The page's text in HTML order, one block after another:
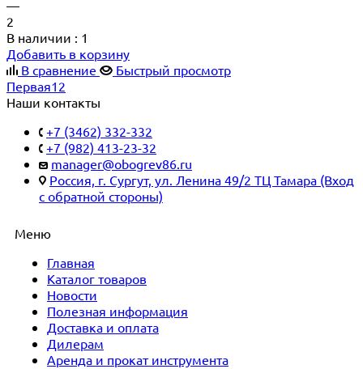
—
2
В наличии : 1
Добавить в корзину
В сравнение
Быстрый просмотр
Первая1 2
Наши контакты
+7 (3462) 332-332
+7 (982) 413-23-32
manager@obogrev86.ru
Россия, г. Сургут, ул. Ленина 49/2 ТЦ Тамара (Вход
с обратной стороны)
Меню
Главная
Каталог товаров
Новости
Полезная информация
Доставка и оплата
Дилерам
Аренда и прокат инструмента